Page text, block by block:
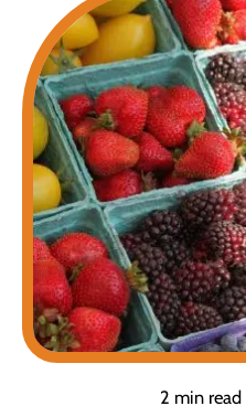
2 min read